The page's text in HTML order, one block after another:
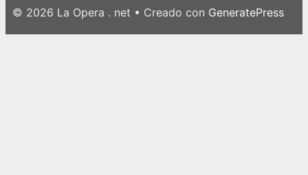
© 2026 La Opera . net • Creado con GeneratePress